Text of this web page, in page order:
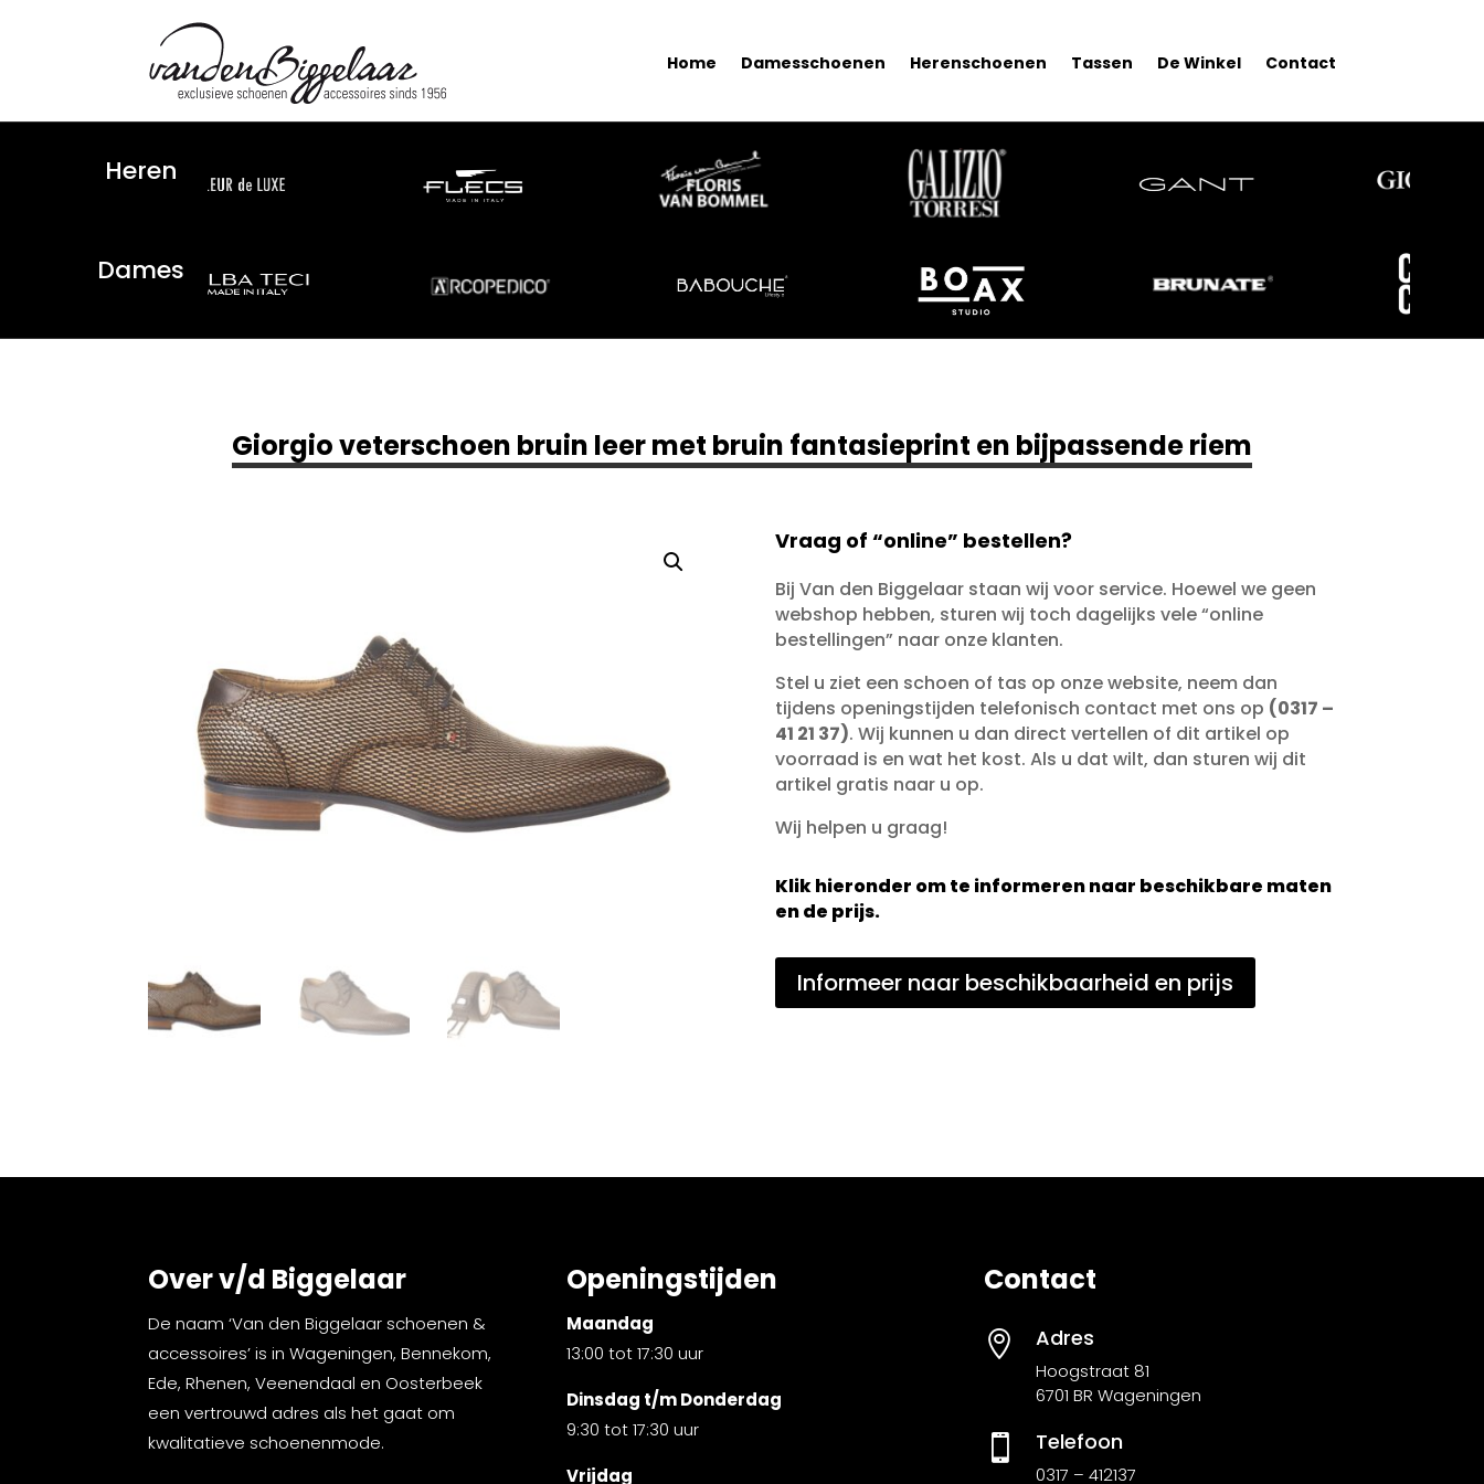
Home Damesschoenen Herenschoenen Tassen De Winkel Contact
Heren
Dames
Giorgio veterschoen bruin leer met bruin fantasieprint en bijpassende riem
Vraag of “online” bestellen?
Bij Van den Biggelaar staan wij voor service. Hoewel we geen
webshop hebben, sturen wij toch dagelijks vele “online
bestellingen” naar onze klanten.
Stel u ziet een schoen of tas op onze website, neem dan
tijdens openingstijden telefonisch contact met ons op (0317 –
41 21 37). Wij kunnen u dan direct vertellen of dit artikel op
voorraad is en wat het kost. Als u dat wilt, dan sturen wij dit
artikel gratis naar u op.
Wij helpen u graag!
Klik hieronder om te informeren naar beschikbare maten
en de prijs.
Informeer naar beschikbaarheid en prijs
Over v/d Biggelaar
De naam ‘Van den Biggelaar schoenen &
accessoires’ is in Wageningen, Bennekom,
Ede, Rhenen, Veenendaal en Oosterbeek
een vertrouwd adres als het gaat om
kwalitatieve schoenenmode.
Openingstijden
Maandag
13:00 tot 17:30 uur
Dinsdag t/m Donderdag
9:30 tot 17:30 uur
Vrijdag
Contact
 Adres
Hoogstraat 81
6701 BR Wageningen
 Telefoon
0317 – 412137